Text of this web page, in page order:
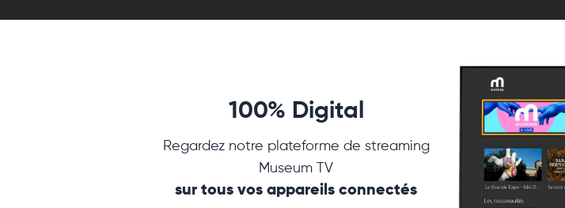
100% Digital
Regardez notre plateforme de streaming
Museum TV
sur tous vos appareils connectés